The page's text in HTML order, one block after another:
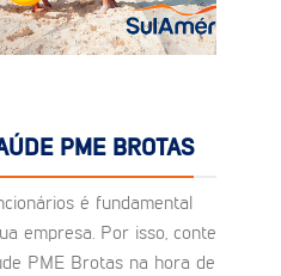
PME BROTAS
é fundamental
empresa. Por isso, conte
PME Brotas na hora de